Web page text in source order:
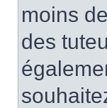
moins
des